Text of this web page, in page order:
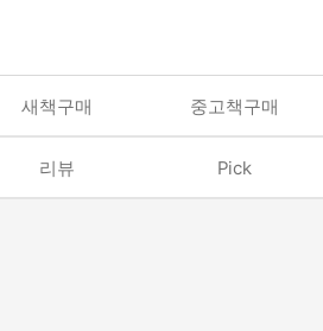
새책구매 중고책구매
리뷰 Pick